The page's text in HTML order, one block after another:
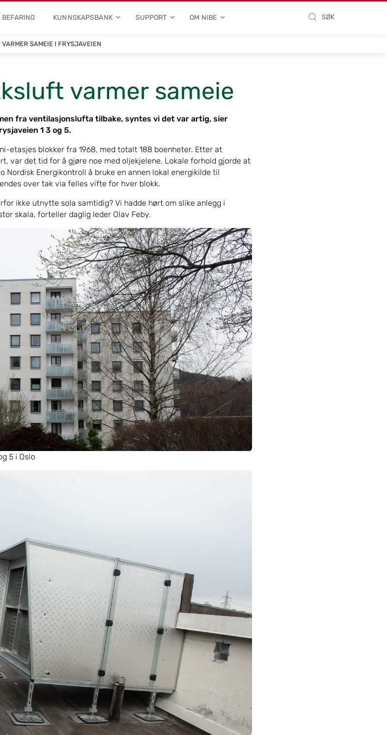
BEFARING KUNNSKAPSBANK SUPPORT OM NIBE SØK
SAMEIE I FRYSJAVEIEN
varmer sameie
fra ventilasjonslufta tilbake, syntes vi det var artig, sier
1 3 og 5.
etasjes blokker fra 1968, med totalt 188 boenheter. Etter at
var det tid for å gjøre noe med oljekjelene. Lokale forhold gjorde at
Nordisk Energikontroll å bruke en annen lokal energikilde til
over tak via felles vifte for hver blokk.
ikke utnytte sola samtidig? Vi hadde hørt om slike anlegg i
skala, forteller daglig leder Olav Feby.
5 i Oslo